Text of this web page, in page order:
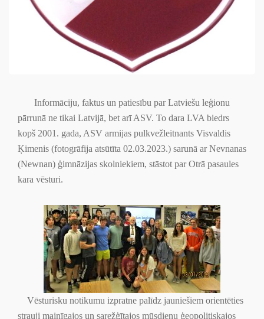
Informāciju, faktus un patiesību par Latviešu leģionu
pārrunā ne tikai Latvijā, bet arī ASV. To dara LVA biedrs
kopš 2001. gada, ASV armijas pulkvežleitnants Visvaldis
Ķimenis (fotogrāfija atsūtīta 02.03.2023.) sarunā ar Nevnanas
(Newnan) ģimnāzijas skolniekiem, stāstot par Otrā pasaules
kara vēsturi.
Vēsturisku notikumu izpratne palīdz jauniešiem orientēties
strauji mainīgajos un sarežģītajos mūsdienu ģeopolitiskajos